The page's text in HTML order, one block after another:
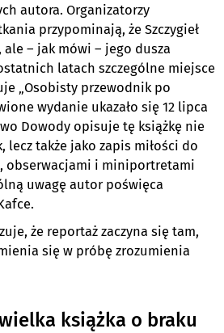
autora. Organizatorzy
przypominają, że Szczygieł
ale – jak mówi – jego dusza
latach szczególne miejsce
„Osobisty przewodnik po
wydanie ukazało się 12 lipca
Dowody opisuje tę książkę nie
także jako zapis miłości do
obserwacjami i miniportretami
uwagę autor poświęca
że reportaż zaczyna się tam,
się w próbę zrozumienia
książka o braku